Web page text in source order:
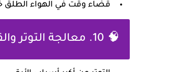
قضاء وقت في الهواء الطلق
🧠 10. معالجة التوتر والقلق